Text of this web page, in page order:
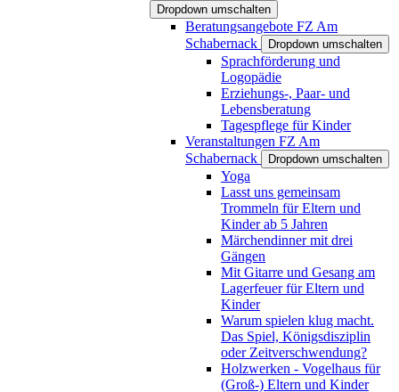
Dropdown umschalten
Beratungsangebote FZ Am
Schabernack
Dropdown umschalten
Sprachförderung und
Logopädie
Erziehungs-, Paar- und
Lebensberatung
Tagespflege für Kinder
Veranstaltungen FZ Am
Schabernack
Dropdown umschalten
Yoga
Lasst uns gemeinsam
Trommeln für Eltern und
Kinder ab 5 Jahren
Märchendinner mit drei
Gängen
Mit Gitarre und Gesang am
Lagerfeuer für Eltern und
Kinder
Warum spielen klug macht.
Das Spiel, Königsdisziplin
oder Zeitverschwendung?
Holzwerken - Vogelhaus für
(Groß-) Eltern und Kinder